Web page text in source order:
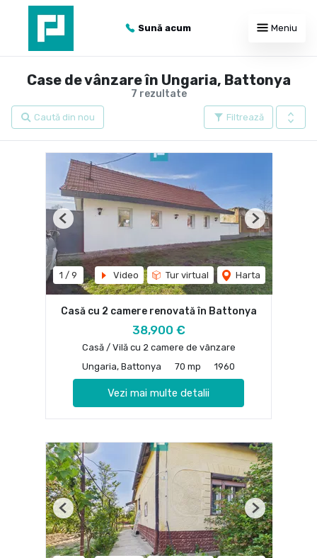
Sună acum Meniu
7 rezultate
Case de vânzare în Ungaria, Battonya
Filtrează
Caută din nou
1 / 9 Video Tur virtual Harta
Previous Next
Casă cu 2 camere renovată în Battonya
38,900 €
Casă / Vilă cu 2 camere de vânzare
Ungaria, Battonya
70 mp 1960
Vezi mai multe detalii
Previous Next